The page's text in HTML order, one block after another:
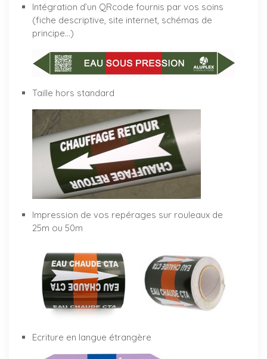
Intégration d’un QRcode fournis par vos soins
(fiche descriptive, site internet, schémas de
principe…)
Taille hors standard
Impression de vos repérages sur rouleaux de
25m ou 50m
Ecriture en langue étrangère